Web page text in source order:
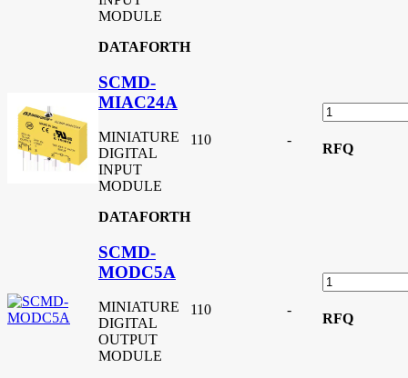
MODULE
DATAFORTH
SCMD-
MIAC24A
MINIATURE
DIGITAL
INPUT
MODULE
DATAFORTH
110 -
RFQ
SCMD-
MODC5A
MINIATURE
DIGITAL
OUTPUT
MODULE
110 -
RFQ